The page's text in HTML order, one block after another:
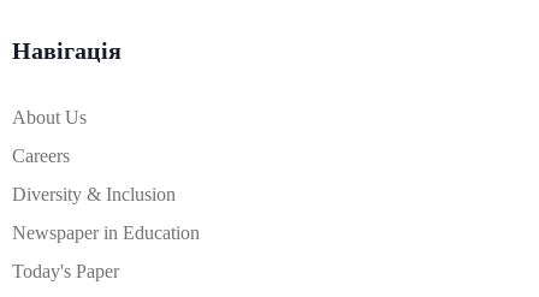
Навігація
About Us
Careers
Diversity & Inclusion
Newspaper in Education
Today's Paper